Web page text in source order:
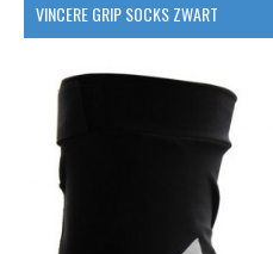
VINCERE GRIP SOCKS ZWART